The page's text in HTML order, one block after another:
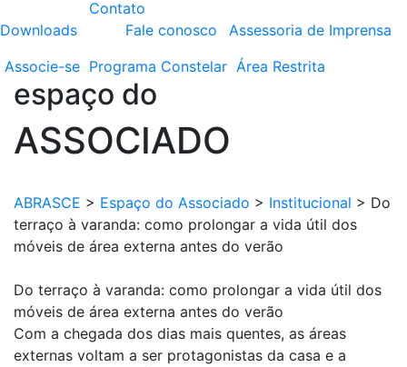
Downloads
Contato
Fale conosco
Assessoria de Imprensa
Associe-se Programa Constelar Área Restrita
espaço do
ASSOCIADO
ABRASCE > Espaço do Associado > Institucional > Do
terraço à varanda: como prolongar a vida útil dos
móveis de área externa antes do verão
Do terraço à varanda: como prolongar a vida útil dos
móveis de área externa antes do verão
Com a chegada dos dias mais quentes, as áreas
externas voltam a ser protagonistas da casa e a